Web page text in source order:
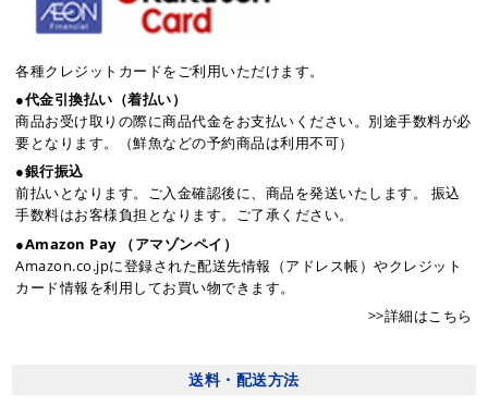
各種クレジットカードをご利用いただけます。
●代金引換払い（着払い）
商品お受け取りの際に商品代金をお支払いください。別途手数料が必
要となります。（鮮魚などの予約商品は利用不可）
●銀行振込
前払いとなります。ご入金確認後に、商品を発送いたします。 振込
手数料はお客様負担となります。ご了承ください。
●Amazon Pay （アマゾンペイ）
Amazon.co.jpに登録された配送先情報（アドレス帳）やクレジット
カード情報を利用してお買い物できます。
>>詳細はこちら
送料・配送方法